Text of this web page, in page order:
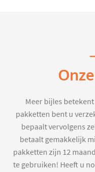
Meer bijles
pakketten bent u
bepaalt vervolgens
betaalt gemakkelijk
pakketten zijn 12
te gebruiken! Heeft u